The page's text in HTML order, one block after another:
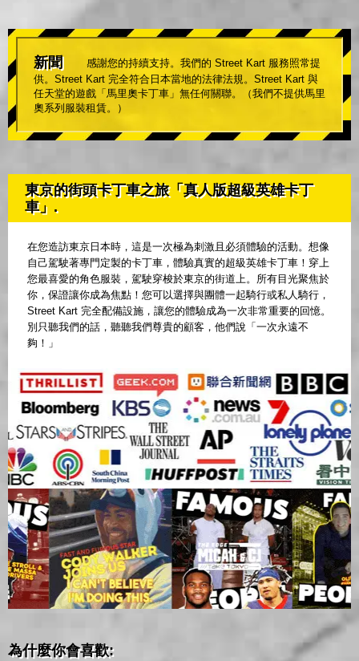
新聞
感謝您的持續支持。我們的 Street Kart 服務照常提
供。Street Kart 完全符合日本當地的法律法規。Street Kart 與
任天堂的遊戲「馬里奧卡丁車」無任何關聯。（我們不提供馬里
奧系列服裝租賃。）
東京的街頭卡丁車之旅「真人版超級英雄卡丁
車」.
在您造訪東京日本時，這是一次極為刺激且必須體驗的活動。想像
自己駕駛著專門定製的卡丁車，體驗真實的超級英雄卡丁車！穿上
您最喜愛的角色服裝，駕駛穿梭於東京的街道上。所有目光聚焦於
你，保證讓你成為焦點！您可以選擇與團體一起騎行或私人騎行，
Street Kart 完全配備設施，讓您的體驗成為一次非常重要的回憶。
別只聽我們的話，聽聽我們尊貴的顧客，他們說「一次永遠不
夠！」
為什麼你會喜歡: